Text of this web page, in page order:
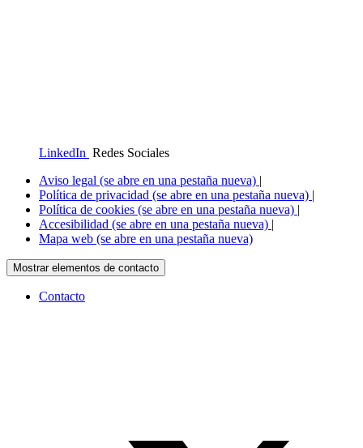
LinkedIn Redes Sociales
Aviso legal (se abre en una pestaña nueva) |
Política de privacidad (se abre en una pestaña nueva) |
Política de cookies (se abre en una pestaña nueva) |
Accesibilidad (se abre en una pestaña nueva) |
Mapa web (se abre en una pestaña nueva)
Mostrar elementos de contacto
Contacto